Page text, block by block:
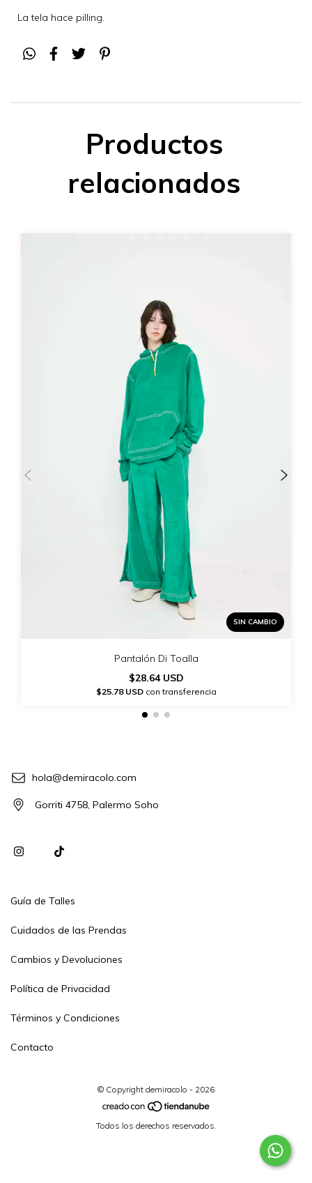
La tela hace pilling.
Productos
relacionados
SIN CAMBIO
Pantalón Di Toalla
$28.64 USD
$25.78 USDcon transferencia
hola@demiracolo.com
Gorriti 4758, Palermo Soho
Guía de Talles
Cuidados de las Prendas
Cambios y Devoluciones
Política de Privacidad
Términos y Condiciones
Contacto
© Copyright demiracolo - 2026
Todos los derechos reservados.